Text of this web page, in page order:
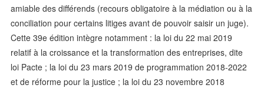
amiable des différends (recours obligatoire à la médiation ou à la
conciliation pour certains litiges avant de pouvoir saisir un juge).
Cette 39e édition intègre notamment : la loi du 22 mai 2019
relatif à la croissance et la transformation des entreprises, dite
loi Pacte ; la loi du 23 mars 2019 de programmation 2018-2022
et de réforme pour la justice ; la loi du 23 novembre 2018